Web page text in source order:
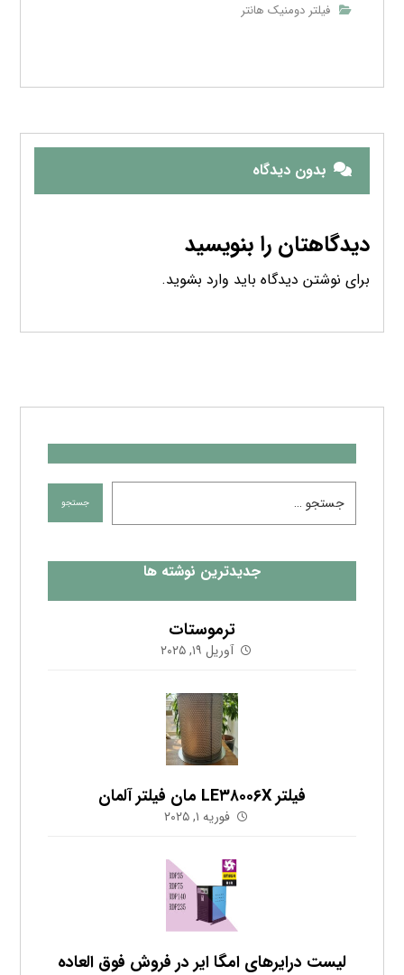
فیلتر دومنیک هانتر
بدون دیدگاه
دیدگاهتان را بنویسید
برای نوشتن دیدگاه باید وارد بشوید.
جدیدترین نوشته ها
ترموستات
آوریل ۱۹, ۲۰۲۵
فیلتر LE۳۸۰۰۶X مان فیلتر آلمان
فوریه ۱, ۲۰۲۵
لیست درایرهای امگا ایر در فروش فوق العاده